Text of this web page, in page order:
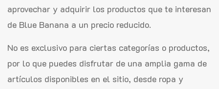
aprovechar y adquirir los productos que te interesan
de Blue Banana a un precio reducido.
No es exclusivo para ciertas categorías o productos,
por lo que puedes disfrutar de una amplia gama de
artículos disponibles en el sitio, desde ropa y